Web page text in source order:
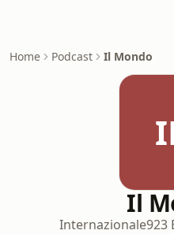
Home Podcast Il Mondo
Il
Internazionale923